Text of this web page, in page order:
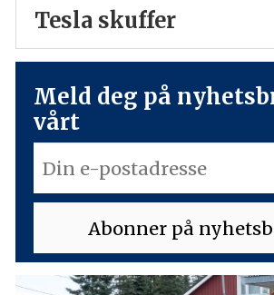
Tesla skuffer
Meld deg på
vårt